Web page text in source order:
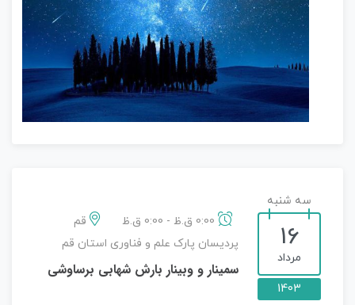
سه شنبه
16
مرداد
1403
قم
پردیسان پارک علم و فناوری استان قم
سمینار و وبینار بارش شهابی برساوشی